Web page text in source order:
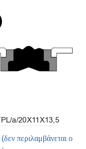
a/20X11X13,5
(δεν περιλαμβάνεται ο